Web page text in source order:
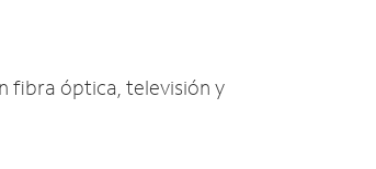
fibra óptica, televisión y